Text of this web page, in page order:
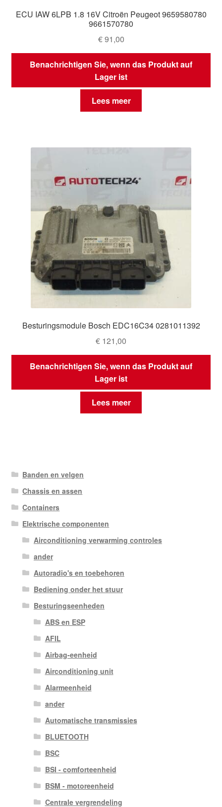
ECU IAW 6LPB 1.8 16V Citroën Peugeot 9659580780
9661570780
€91,00
Benachrichtigen Sie, wenn das Produkt auf
Lager ist
Lees meer
Besturingsmodule Bosch EDC16C34 0281011392
€ 121,00
Benachrichtigen Sie, wenn das Produkt auf
Lager ist
Lees meer
Banden en velgen
Chassis en assen
Containers
Elektrische componenten
Airconditioning verwarming controles
ander
Autoradio's en toebehoren
Bediening onder het stuur
Besturingseenheden
ABS en ESP
AFIL
Airbag-eenheid
Airconditioning unit
Alarmeenheid
ander
Automatische transmissies
BLUETOOTH
BSC
BSI - comforteenheid
BSM - motoreenheid
Centrale vergrendeling